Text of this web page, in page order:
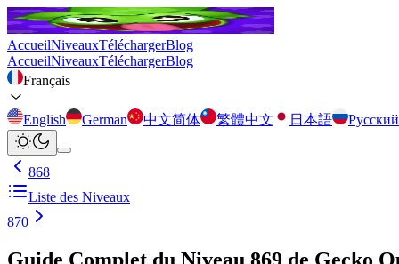
AccueilNiveauxTéléchargerBlog
AccueilNiveauxTéléchargerBlog
Français
English German 中文简体 繁體中文 日本語 Русский
868
Liste des Niveaux
870